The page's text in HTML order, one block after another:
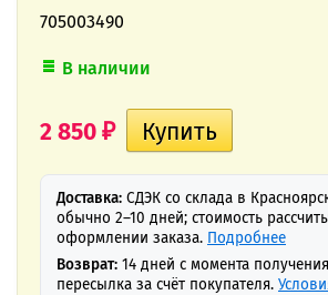
705003490
В наличии
2 850 ₽
Доставка: СДЭК со склада в
обычно 2–10 дней; стоимость
оформлении заказа. Подробнее
Возврат: 14 дней с момента
пересылка за счёт покупателя.